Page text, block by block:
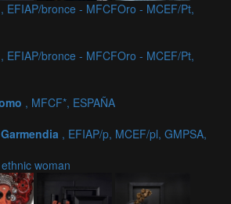
, EFIAP/bronce - MFCFOro - MCEF/Pt,
, EFIAP/bronce - MFCFOro - MCEF/Pt,
, MFCF*, ESPAÑA
, EFIAP/p, MCEF/pl, GMPSA,
woman